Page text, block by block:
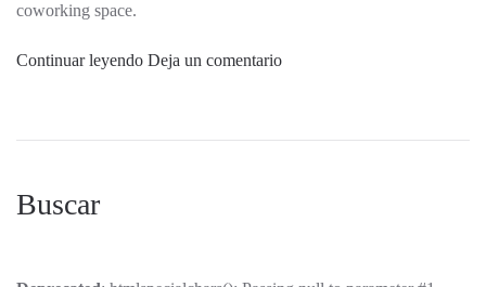
coworking space.
Continuar leyendo Deja un comentario
Buscar